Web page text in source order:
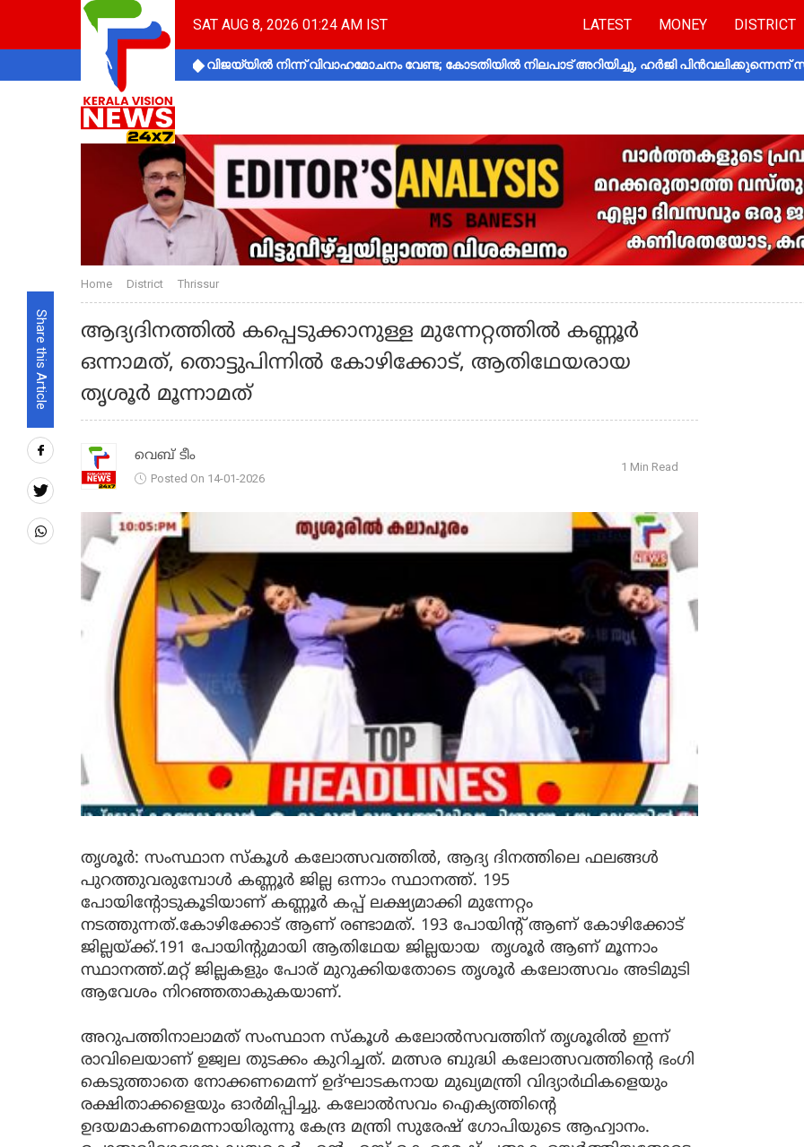
SAT AUG 8, 2026 01:24 AM IST LATEST MONEY DISTRICT
വിജയ്‌യിൽ നിന്ന് വിവാഹമോചനം വേണ്ട; കോടതിയിൽ നിലപാട് അറിയിച്ചു, ഹർജി പിൻവലിക്കുന്നെന്ന്
Share this Article
Home District Thrissur
ആദ്യദിനത്തിൽ കപ്പെടുക്കാനുള്ള മുന്നേറ്റത്തിൽ കണ്ണൂർ
ഒന്നാമത്, തൊട്ടുപിന്നിൽ കോഴിക്കോട്, ആതിഥേയരായ
തൃശൂർ മൂന്നാമത്
വെബ് ടീം
Posted On 14-01-2026
1 Min Read
തൃശൂർ: സംസ്ഥാന സ്കൂൾ കലോത്സവത്തിൽ, ആദ്യ ദിനത്തിലെ ഫലങ്ങൾ
പുറത്തുവരുമ്പോൾ കണ്ണൂർ ജില്ല ഒന്നാം സ്ഥാനത്ത്. 195
പോയിന്റോടുകൂടിയാണ് കണ്ണൂർ കപ്പ് ലക്ഷ്യമാക്കി മുന്നേറ്റം
നടത്തുന്നത്.കോഴിക്കോട് ആണ് രണ്ടാമത്. 193 പോയിന്റ് ആണ് കോഴിക്കോട്
ജില്ലയ്ക്ക്.191 പോയിന്റുമായി ആതിഥേയ ജില്ലയായ തൃശൂർ ആണ് മൂന്നാം
സ്ഥാനത്ത്.മറ്റ് ജില്ലകളും പോര് മുറുക്കിയതോടെ തൃശൂർ കലോത്സവം അടിമുടി
ആവേശം നിറഞ്ഞതാകുകയാണ്.
അറുപത്തിനാലാമത് സംസ്ഥാന സ്കൂൾ കലോൽസവത്തിന് തൃശൂരിൽ ഇന്ന്
രാവിലെയാണ് ഉജ്വല തുടക്കം കുറിച്ചത്. മത്സര ബുദ്ധി കലോത്സവത്തിന്റെ ഭംഗി
കെടുത്താതെ നോക്കണമെന്ന് ഉദ്ഘാടകനായ മുഖ്യമന്ത്രി വിദ്യാർഥികളെയും
രക്ഷിതാക്കളെയും ഓർമിപ്പിച്ചു. കലോൽസവം ഐക്യത്തിൻ്റെ
ഉദയമാകണമെന്നായിരുന്നു കേന്ദ്ര മന്ത്രി സുരേഷ് ഗോപിയുടെ ആഹ്വാനം.